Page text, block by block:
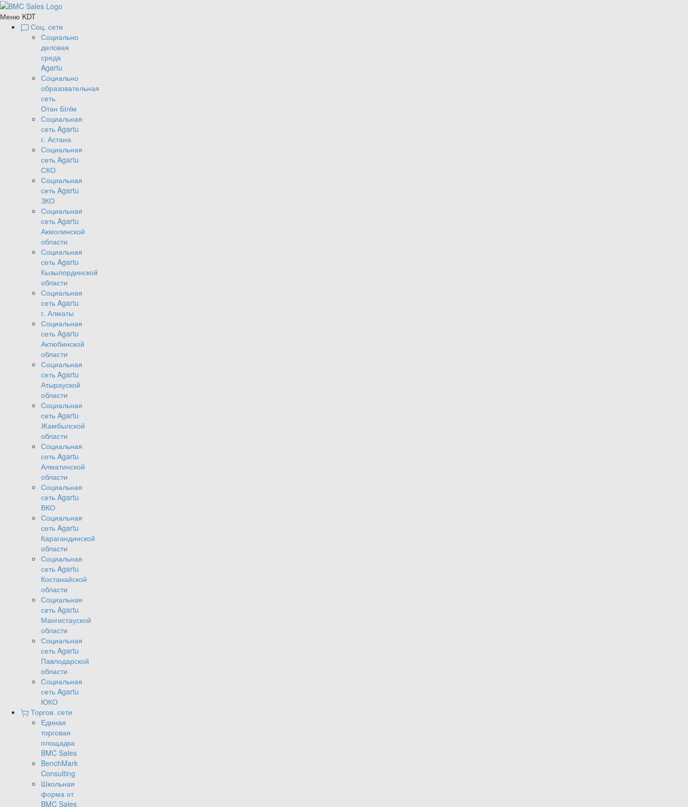
Меню KDT
Соц. сети
Социально
деловая
среда
Agartu
Социально
образовательная
сеть
Отан Бiлiм
Социальная
сеть Agartu
г. Астана
Социальная
сеть Agartu
СКО
Социальная
сеть Agartu
ЗКО
Социальная
сеть Agartu
Акмолинской
области
Социальная
сеть Agartu
Кызылординской
области
Социальная
сеть Agartu
г. Алматы
Социальная
сеть Agartu
Актюбинской
области
Социальная
сеть Agartu
Атырауской
области
Социальная
сеть Agartu
Жамбылской
области
Социальная
сеть Agartu
Алматинской
области
Социальная
сеть Agartu
ВКО
Социальная
сеть Agartu
Карагандинской
области
Социальная
сеть Agartu
Костанайской
области
Социальная
сеть Agartu
Мангистауской
области
Социальная
сеть Agartu
Павлодарской
области
Социальная
сеть Agartu
ЮКО
Торгов. сети
Единая
торговая
площадка
BMC Sales
BenchMark
Consulting
Школьная
форма от
BMC Sales